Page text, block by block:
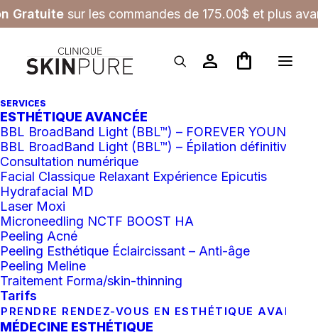
Gratuite sur les commandes de 175.00$ et plus
person shopping_bag
SERVICES
ESTHÉTIQUE AVANCÉE
BBL BroadBand Light (BBL™) – FOREVER YOUNG
BBL BroadBand Light (BBL™) – Épilation définitive
Consultation numérique
Facial Classique Relaxant Expérience Epicutis
Hydrafacial MD
Laser Moxi
Microneedling NCTF BOOST HA
Peeling Acné
Peeling Esthétique Éclaircissant – Anti-âge
Peeling Meline
Traitement Forma/skin-thinning
Tarifs
PRENDRE RENDEZ-VOUS EN ESTHÉTIQUE AVANCÉ
MÉDECINE ESTHÉTIQUE
Osmosis Beauty